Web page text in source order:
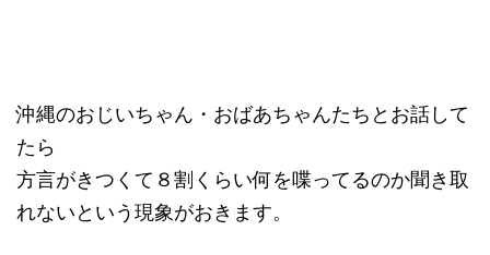
沖縄のおじいちゃん・おばあちゃんたちとお話して
たら
方言がきつくて８割くらい何を喋ってるのか聞き取
れないという現象がおきます。